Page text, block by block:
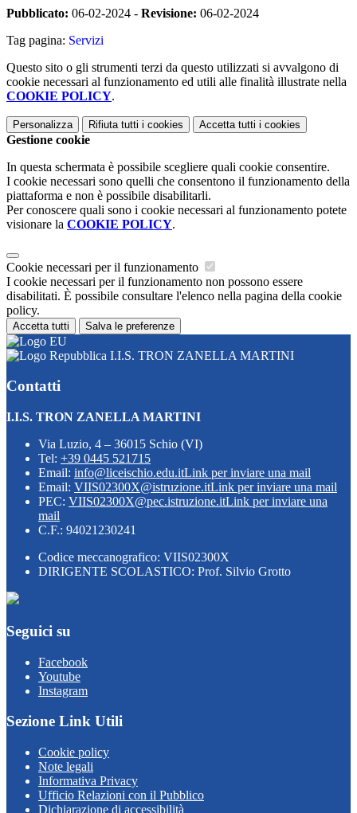
Pubblicato: 06-02-2024 - Revisione: 06-02-2024
Tag pagina: Servizi
Questo sito o gli strumenti terzi da questo utilizzati si avvalgono di
cookie necessari al funzionamento ed utili alle finalità illustrate nella
COOKIE POLICY.
Personalizza Rifiuta tutti i cookies Accetta tutti i cookies
Gestione cookie
In questa schermata è possibile scegliere quali cookie consentire.
I cookie necessari sono quelli che consentono il funzionamento della
piattaforma e non è possibile disabilitarli.
Per conoscere quali sono i cookie necessari al funzionamento potete
visionare la COOKIE POLICY.
Cookie necessari per il funzionamento
I cookie necessari per il funzionamento non possono essere
disabilitati. È possibile consultare l'elenco nella pagina della cookie
policy.
Accetta tutti Salva le preferenze
I.I.S. TRON ZANELLA MARTINI
Contatti
I.I.S. TRON ZANELLA MARTINI
Via Luzio, 4 – 36015 Schio (VI)
Tel: +39 0445 521715
Email: info@liceischio.edu.itLink per inviare una mail
Email: VIIS02300X@istruzione.itLink per inviare una mail
PEC: VIIS02300X@pec.istruzione.itLink per inviare una
mail
C.F.: 94021230241
Codice meccanografico: VIIS02300X
DIRIGENTE SCOLASTICO: Prof. Silvio Grotto
Seguici su
Facebook
Youtube
Instagram
Sezione Link Utili
Cookie policy
Note legali
Informativa Privacy
Ufficio Relazioni con il Pubblico
Dichiarazione di accessibilità